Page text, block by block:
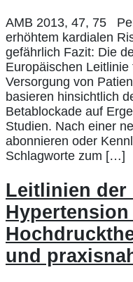
AMB 2013, 47, 75
erhöhtem kardialen
gefährlich Fazit: Die
Europäischen
Versorgung von
basieren hinsichtlich
Betablockade auf
Studien. Nach einer
abonnieren oder
Schlagworte zum […]
Leitlinien der
und